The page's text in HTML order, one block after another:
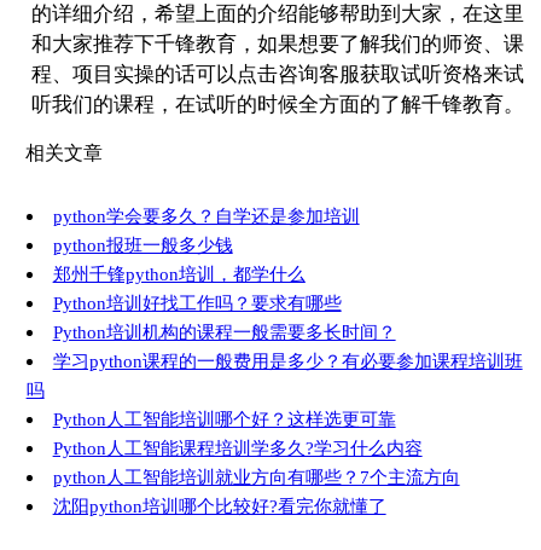
的详细介绍，希望上面的介绍能够帮助到大家，在这里
和大家推荐下千锋教育，如果想要了解我们的师资、课
程、项目实操的话可以点击咨询客服获取试听资格来试
听我们的课程，在试听的时候全方面的了解千锋教育。
相关文章
python学会要多久？自学还是参加培训
python报班一般多少钱
郑州千锋python培训，都学什么
Python培训好找工作吗？要求有哪些
Python培训机构的课程一般需要多长时间？
学习python课程的一般费用是多少？有必要参加课程培训班
吗
Python人工智能培训哪个好？这样选更可靠
Python人工智能课程培训学多久?学习什么内容
python人工智能培训就业方向有哪些？7个主流方向
沈阳python培训哪个比较好?看完你就懂了